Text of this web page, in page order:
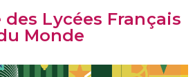
des Lycées Français
Monde